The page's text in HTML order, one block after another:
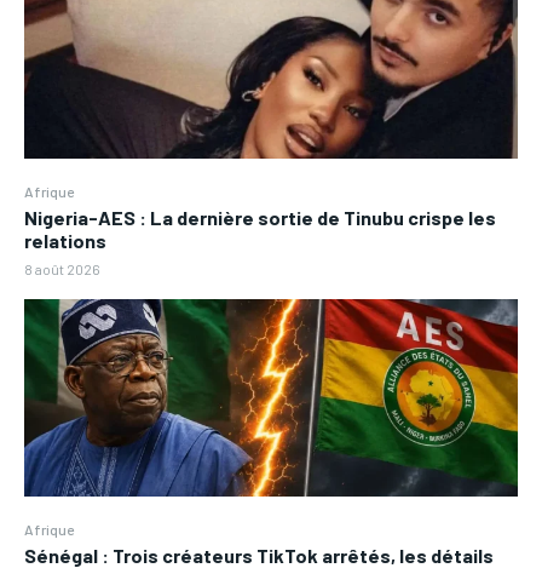
Afrique
Nigeria-AES : La dernière sortie de Tinubu crispe les
relations
8 août 2026
Afrique
Sénégal : Trois créateurs TikTok arrêtés, les détails